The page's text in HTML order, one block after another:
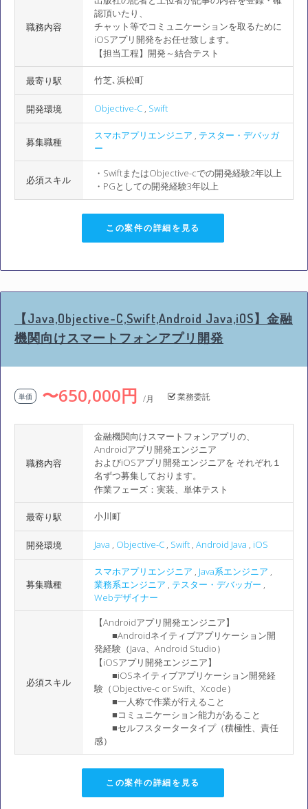
職務内容
認頂いたり、
チャット等でコミュニケーションを取るために
iOSアプリ開発をお任せ致します。
【担当工程】開発～結合テスト
最寄り駅 竹芝､浜松町
開発環境 Objective-C , Swift
募集職種
スマホアプリエンジニア , テスター・デバッガ
ー
必須スキル
・SwiftまたはObjective-cでの開発経験2年以上
・PGとしての開発経験3年以上
この案件の詳細を見る
【Java,Objective-C,Swift,Android Java,iOS】金融
機関向けスマートフォンアプリ開発
単価 〜650,000円 /月 業務委託
職務内容
金融機関向けスマートフォンアプリの、
Androidアプリ開発エンジニア
およびiOSアプリ開発エンジニアを それぞれ１
名ずつ募集しております。
作業フェーズ：実装、単体テスト
最寄り駅 小川町
開発環境 Java , Objective-C , Swift , Android Java , iOS
募集職種
スマホアプリエンジニア , Java系エンジニア ,
業務系エンジニア , テスター・デバッガー ,
Webデザイナー
必須スキル
【Androidアプリ開発エンジニア】
■Androidネイティブアプリケーション開
発経験（Java、Android Studio）
【iOSアプリ開発エンジニア】
■iOSネイティブアプリケーション開発経
験（Objective-c or Swift、Xcode）
■一人称で作業が行えること
■コミュニケーション能力があること
■セルフスタータータイプ（積極性、責任
感）
この案件の詳細を見る